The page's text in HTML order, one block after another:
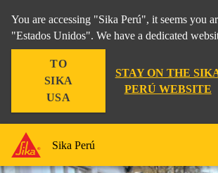
You are accessing "Sika Perú", it seems you
"Estados Unidos". We have a dedicated
TO
SIKA
USA
STAY ON THE
PERÚ WEBSITE
Sika Perú